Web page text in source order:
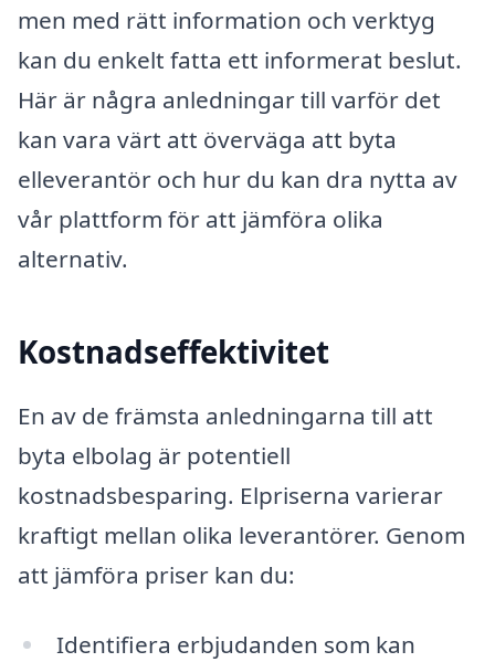
men med rätt information och verktyg
kan du enkelt fatta ett informerat beslut.
Här är några anledningar till varför det
kan vara värt att överväga att byta
elleverantör och hur du kan dra nytta av
vår plattform för att jämföra olika
alternativ.
Kostnadseffektivitet
En av de främsta anledningarna till att
byta elbolag är potentiell
kostnadsbesparing. Elpriserna varierar
kraftigt mellan olika leverantörer. Genom
att jämföra priser kan du:
Identifiera erbjudanden som kan